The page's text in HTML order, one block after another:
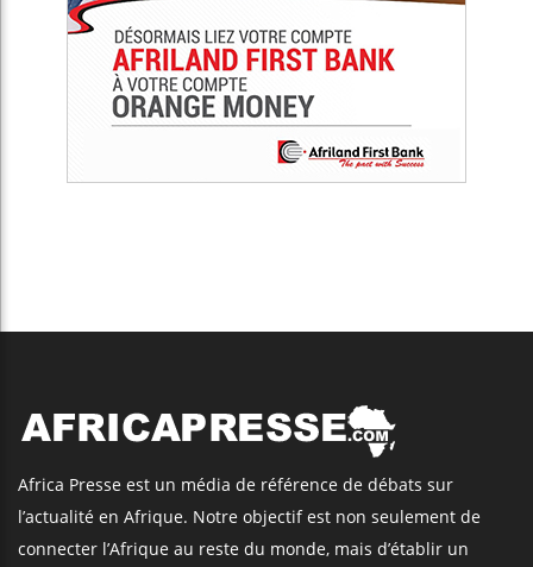
Africa Presse est un média de référence de débats sur
l’actualité en Afrique. Notre objectif est non seulement de
connecter l’Afrique au reste du monde, mais d’établir un